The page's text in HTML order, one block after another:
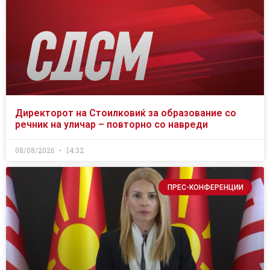
Директорот на Стоилковиќ за образование со
речник на уличар – повторно со навреди
08/08/2026 14:32
ПРЕС-КОНФЕРЕНЦИИ